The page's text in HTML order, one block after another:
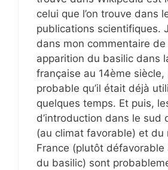
celui que l’on trouve dans
publications scientifiques.
dans mon commentaire
apparition du basilic dans
française au 14ème siècle,
probable qu’il était déjà
quelques temps. Et puis,
d’introduction dans le sud
(au climat favorable) et du
France (plutôt défavorable
du basilic) sont